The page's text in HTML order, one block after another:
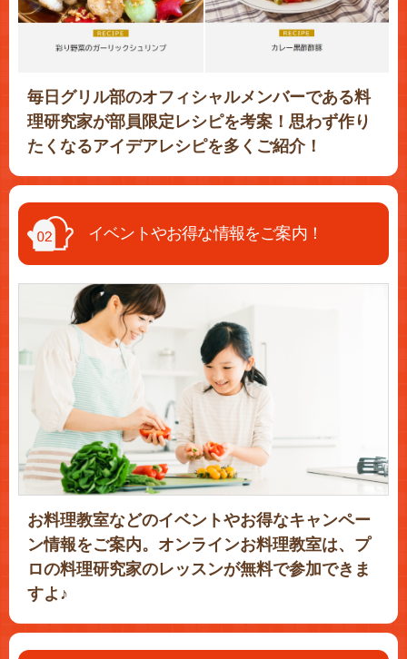
毎日グリル部のオフィシャルメンバーである料
理研究家が部員限定レシピを考案！思わず作り
たくなるアイデアレシピを多くご紹介！
イベントやお得な情報をご案内！
お料理教室などのイベントやお得なキャンペー
ン情報をご案内。オンラインお料理教室は、プ
ロの料理研究家のレッスンが無料で参加できま
すよ♪